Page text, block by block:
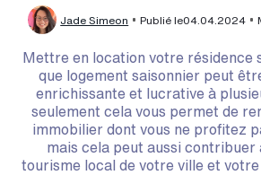
Jade Simeon Publié le04.04.2024
Mettre en location votre résidence
que logement saisonnier peut
enrichissante et lucrative à
seulement cela vous permet de
immobilier dont vous ne profitez
mais cela peut aussi contribuer
tourisme local de votre ville et